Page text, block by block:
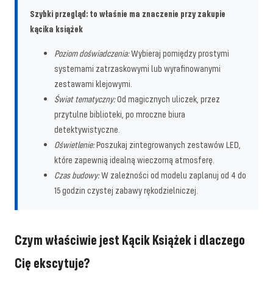
Szybki przegląd: to właśnie ma znaczenie przy zakupie
kącika książek
Poziom doświadczenia:Wybieraj pomiędzy prostymi
systemami zatrzaskowymi lub wyrafinowanymi
zestawami klejowymi.
Świat tematyczny:Od magicznych uliczek, przez
przytulne biblioteki, po mroczne biura
detektywistyczne.
Oświetlenie:Poszukaj zintegrowanych zestawów LED,
które zapewnią idealną wieczorną atmosferę.
Czas budowy:W zależności od modelu zaplanuj od 4 do
15 godzin czystej zabawy rękodzielniczej.
Czym właściwie jest Kącik Książek i dlaczego
Cię ekscytuje?